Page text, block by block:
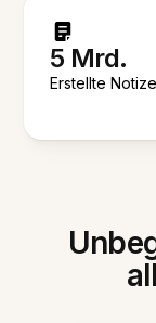
5 Mrd.
Erstellte